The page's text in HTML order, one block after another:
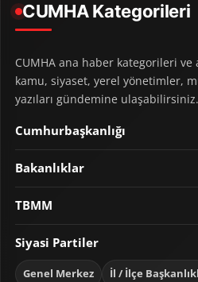
CUMHA Kategorileri
CUMHA ana haber kategorileri ve
kamu, siyaset, yerel yönetimler,
yazıları gündemine ulaşabilirsiniz.
Cumhurbaşkanlığı
Bakanlıklar
TBMM
Siyasi Partiler
Genel Merkez İl / İlçe